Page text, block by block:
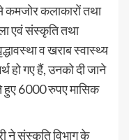
कलाकारों तथा
एवं संस्कृति तथा
व खराब स्वास्थ्य
हो गए हैं, उनको दी जाने
हुए 6000 रुपए मासिक
ने संस्कृति विभाग के